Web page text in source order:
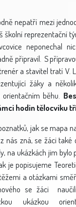
nepatří mezi
školní reprezentační
neponechal
připravil.S
a stavitel tratí V.
žáky a
běhu.
hodin tělocviku
jak se mapa
nás zná, se žáci také
na ukázkách jim bylo
je popisujeme
a otázkami
se žáci
ukázkou